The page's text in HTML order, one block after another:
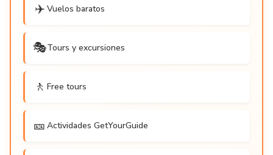
✈️ Vuelos baratos
🎭Tours y excursiones
🚶 Free tours
🎫 Actividades GetYourGuide